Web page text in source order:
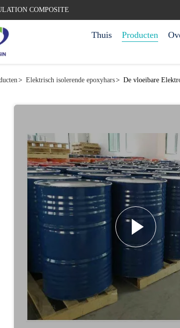
COMPOSITE
Thuis Producten
> Elektrisch isolerende epoxyhars> De vloeibare